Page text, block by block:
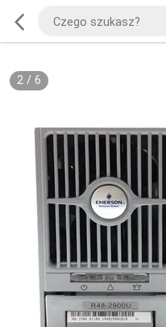
2/ 6